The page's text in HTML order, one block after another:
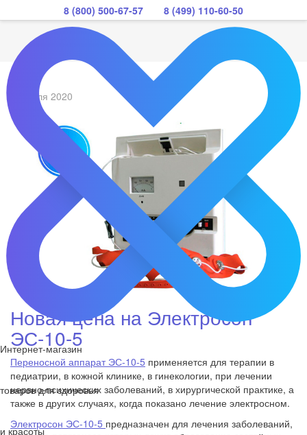
8 (800) 500-67-57 8 (499) 110-60-50
Интернет-магазин
товаров для здоровья
и красоты
06 июля 2020
Новая цена на Электросон
ЭС-10-5
Переносной аппарат ЭС-10-5 применяется для терапии в
педиатрии, в кожной клинике, в гинекологии, при лечении
нервно-психических заболеваний, в хирургической практике, а
также в других случаях, когда показано лечение электросном.
Электросон ЭС-10-5 предназначен для лечения заболеваний,